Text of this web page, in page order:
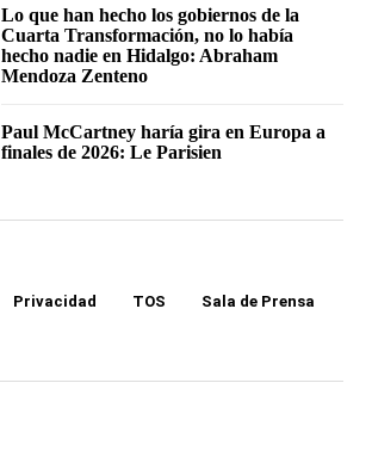
Lo que han hecho los gobiernos de la
Cuarta Transformación, no lo había
hecho nadie en Hidalgo: Abraham
Mendoza Zenteno
Paul McCartney haría gira en Europa a
finales de 2026: Le Parisien
Privacidad TOS Sala de Prensa